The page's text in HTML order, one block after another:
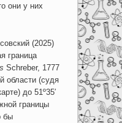
они у них
(2025)
граница
Schreber, 1777
области (судя
до 51º35′
границы
бы